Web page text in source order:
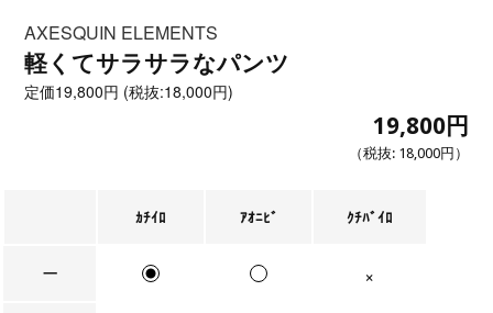
AXESQUIN ELEMENTS
軽くてサラサラなパンツ
定価19,800円 (税抜:18,000円)
19,800円
（税抜: 18,000円 ）
ｶﾁｲﾛ ｱｵﾆﾋﾞ ｸﾁﾊﾞｲﾛ
一